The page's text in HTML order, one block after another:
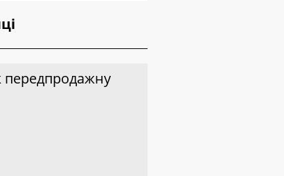
передпродажну